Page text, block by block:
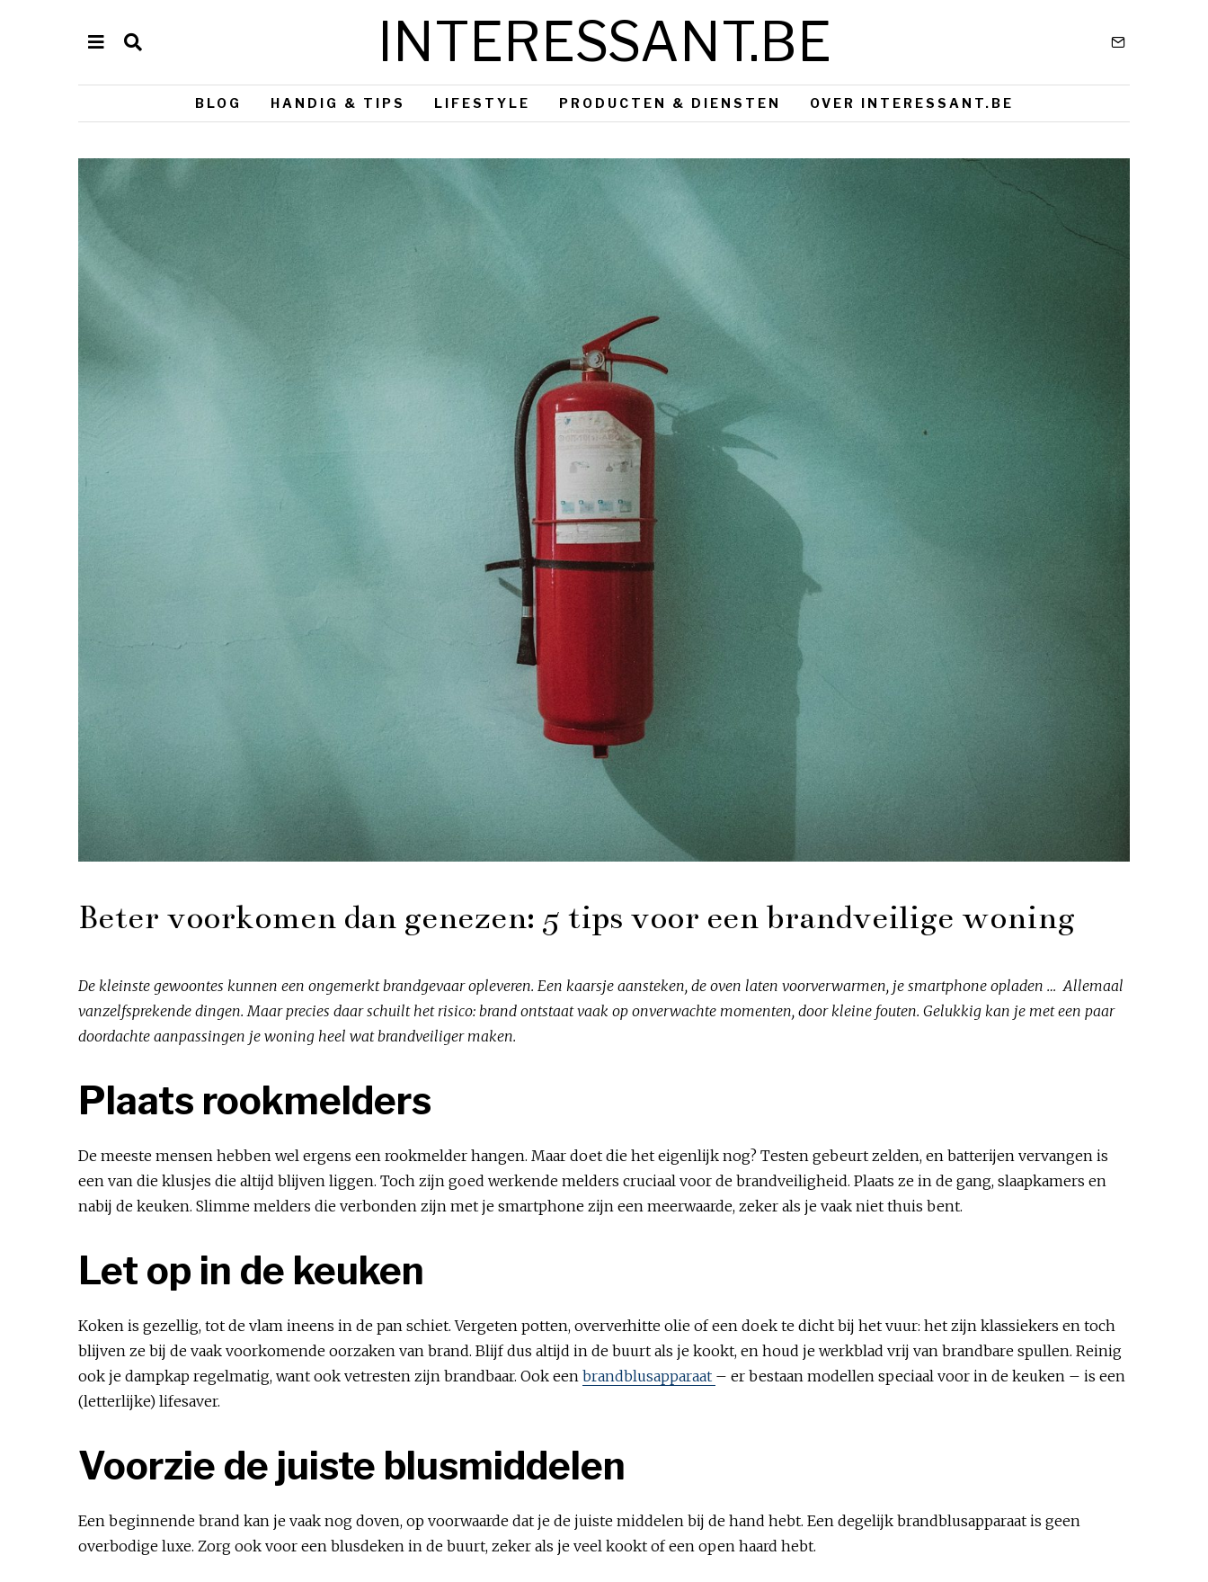
INTERESSANT.BE
BLOG HANDIG & TIPS LIFESTYLE PRODUCTEN & DIENSTEN OVER INTERESSANT.BE
Beter voorkomen dan genezen: 5 tips voor een brandveilige woning
De kleinste gewoontes kunnen een ongemerkt brandgevaar opleveren. Een kaarsje aansteken, de oven laten voorverwarmen, je smartphone opladen … Allemaal
vanzelfsprekende dingen. Maar precies daar schuilt het risico: brand ontstaat vaak op onverwachte momenten, door kleine fouten. Gelukkig kan je met een paar
doordachte aanpassingen je woning heel wat brandveiliger maken.
Plaats rookmelders
De meeste mensen hebben wel ergens een rookmelder hangen. Maar doet die het eigenlijk nog? Testen gebeurt zelden, en batterijen vervangen is
een van die klusjes die altijd blijven liggen. Toch zijn goed werkende melders cruciaal voor de brandveiligheid. Plaats ze in de gang, slaapkamers en
nabij de keuken. Slimme melders die verbonden zijn met je smartphone zijn een meerwaarde, zeker als je vaak niet thuis bent.
Let op in de keuken
Koken is gezellig, tot de vlam ineens in de pan schiet. Vergeten potten, oververhitte olie of een doek te dicht bij het vuur: het zijn klassiekers en toch
blijven ze bij de vaak voorkomende oorzaken van brand. Blijf dus altijd in de buurt als je kookt, en houd je werkblad vrij van brandbare spullen. Reinig
ook je dampkap regelmatig, want ook vetresten zijn brandbaar. Ook een brandblusapparaat – er bestaan modellen speciaal voor in de keuken – is een
(letterlijke) lifesaver.
Voorzie de juiste blusmiddelen
Een beginnende brand kan je vaak nog doven, op voorwaarde dat je de juiste middelen bij de hand hebt. Een degelijk brandblusapparaat is geen
overbodige luxe. Zorg ook voor een blusdeken in de buurt, zeker als je veel kookt of een open haard hebt.